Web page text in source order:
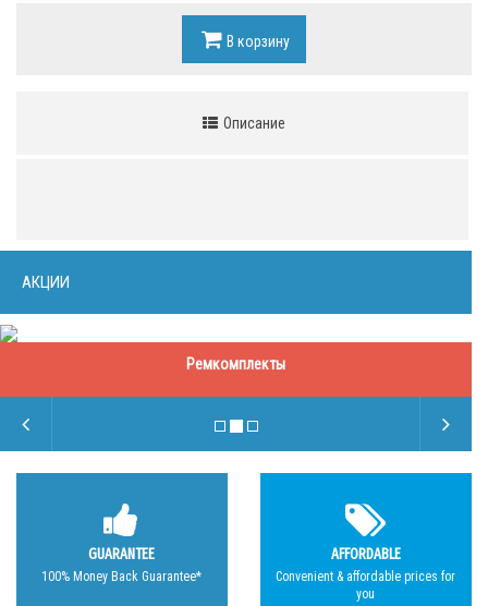
В корзину
Описание
АКЦИИ
Ремкомплекты
GUARANTEE
100% Money Back Guarantee*
AFFORDABLE
Convenient & affordable prices for
you